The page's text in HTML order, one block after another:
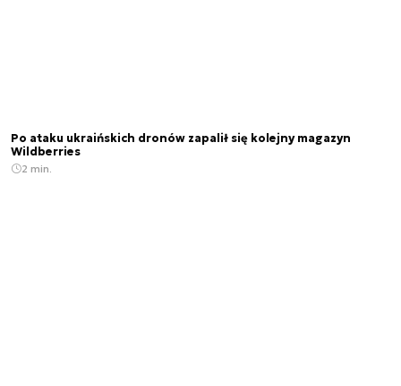
Po ataku ukraińskich dronów zapalił się kolejny magazyn
Wildberries
2 min.